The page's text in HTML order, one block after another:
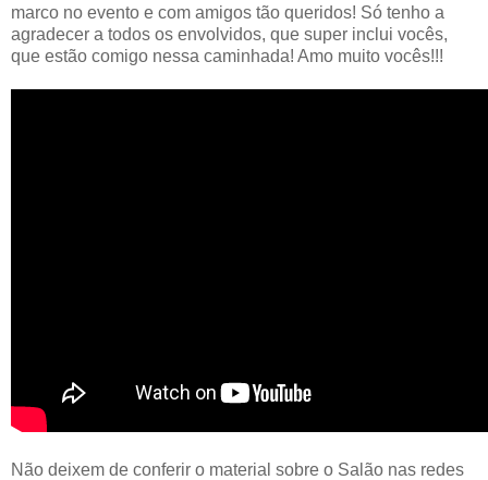
marco no evento e com amigos tão queridos! Só tenho a
agradecer a todos os envolvidos, que super inclui vocês,
que estão comigo nessa caminhada! Amo muito vocês!!!
Não deixem de conferir o material sobre o Salão nas redes